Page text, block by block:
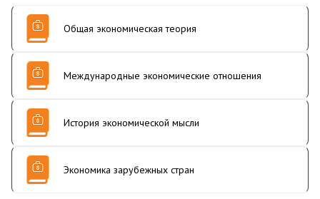
Общая экономическая теория
Международные экономические отношения
История экономической мысли
Экономика зарубежных стран